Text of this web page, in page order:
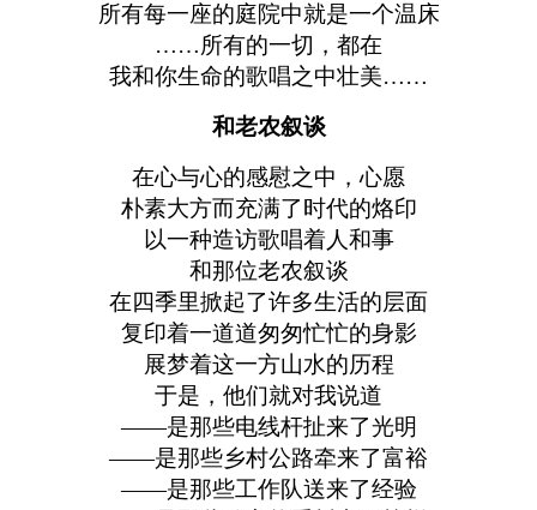
所有每一座的庭院中就是一个温床
……所有的一切，都在
我和你生命的歌唱之中壮美……
和老农叙谈
在心与心的感慰之中，心愿
朴素大方而充满了时代的烙印
以一种造访歌唱着人和事
和那位老农叙谈
在四季里掀起了许多生活的层面
复印着一道道匆匆忙忙的身影
展梦着这一方山水的历程
于是，他们就对我说道
——是那些电线杆扯来了光明
——是那些乡村公路牵来了富裕
——是那些工作队送来了经验